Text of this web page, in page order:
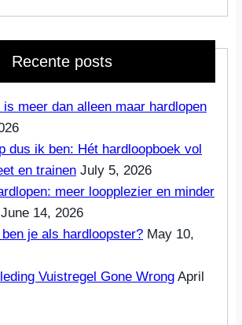
Recente posts
is meer dan alleen maar hardlopen
dus ik ben: Hét hardloopboek vol
en trainen July 5, 2026
meer loopplezier en minder
June 14, 2026
je als hardloopster? May 10,
Vuistregel Gone Wrong April